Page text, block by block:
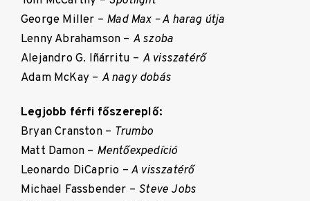
George Miller – Mad Max – A harag útja
Lenny Abrahamson – A szoba
Alejandro G. Iñárritu – A visszatérő
Adam McKay – A nagy dobás
Legjobb férfi főszereplő:
Bryan Cranston – Trumbo
Matt Damon – Mentőexpedíció
Leonardo DiCaprio – A visszatérő
Michael Fassbender – Steve Jobs